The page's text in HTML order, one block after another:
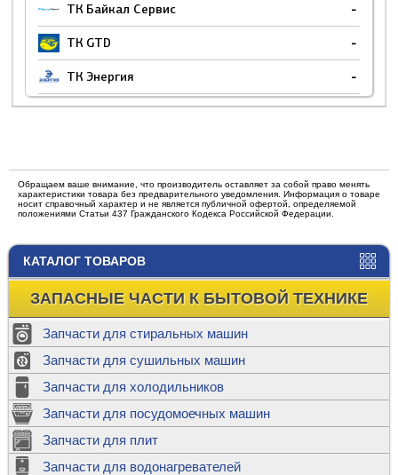
КАТАЛОГ ТОВАРОВ
ЗАПАСНЫЕ ЧАСТИ К БЫТОВОЙ ТЕХНИКЕ
Запчасти для стиральных машин
Запчасти для сушильных машин
Запчасти для холодильников
Запчасти для посудомоечных машин
Запчасти для плит
Запчасти для водонагревателей
ТК Байкал Сервис -
ТК GTD -
ТК Энергия -
Обращаем ваше внимание, что производитель оставляет за собой право менять
характеристики товара без предварительного уведомления. Информация о товаре
носит справочный характер и не является публичной офертой, определяемой
положениями Статьи 437 Гражданского Кодекса Российской Федерации.